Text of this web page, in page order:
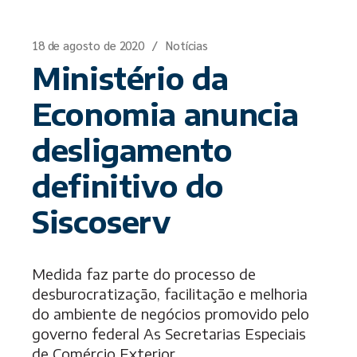
18 de agosto de 2020 Notícias
Ministério da
Economia anuncia
desligamento
definitivo do
Siscoserv
Medida faz parte do processo de
desburocratização, facilitação e melhoria
do ambiente de negócios promovido pelo
governo federal As Secretarias Especiais